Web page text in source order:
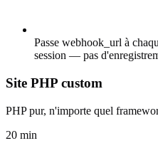
Passe webhook_url à
session — pas
Site PHP custom
PHP pur, n'importe quel
20 min